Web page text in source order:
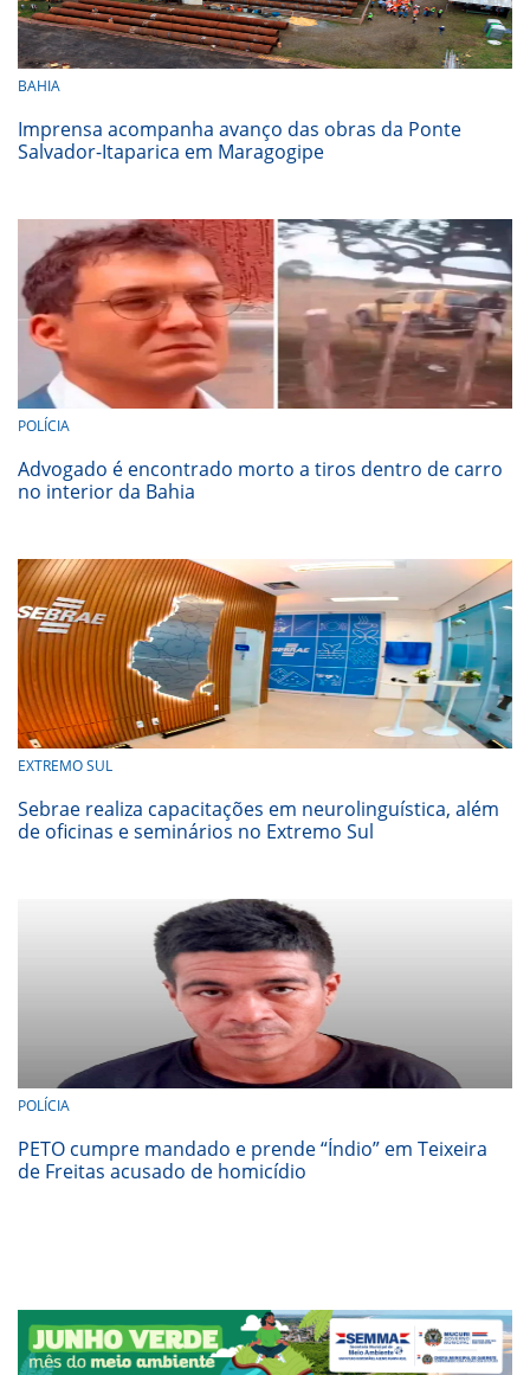
BAHIA
Imprensa acompanha avanço das obras da Ponte
Salvador-Itaparica em Maragogipe
POLÍCIA
Advogado é encontrado morto a tiros dentro de carro
no interior da Bahia
EXTREMO SUL
Sebrae realiza capacitações em neurolinguística, além
de oficinas e seminários no Extremo Sul
POLÍCIA
PETO cumpre mandado e prende “Índio” em Teixeira
de Freitas acusado de homicídio